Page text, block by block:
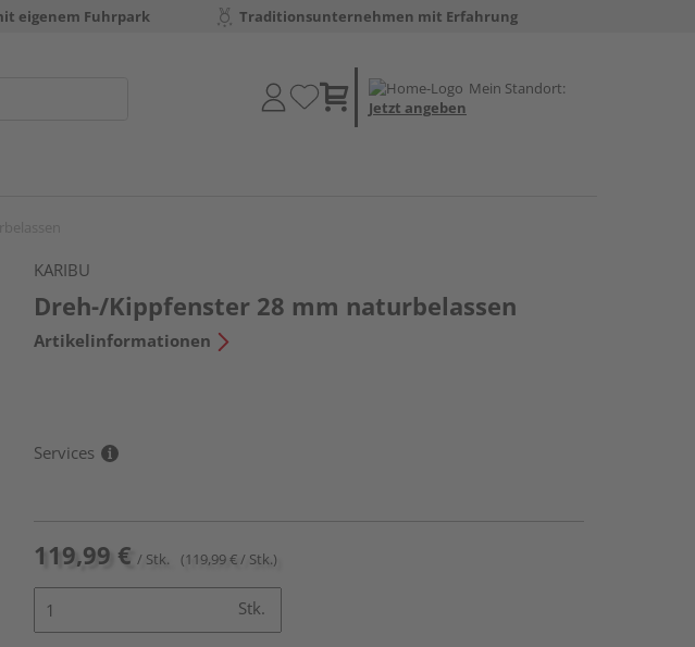
eigenem Fuhrpark Traditionsunternehmen mit Erfahrung
Mein Standort:
Jetzt angeben
KARIBU
Dreh-/Kippfenster 28 mm naturbelassen
Artikelinformationen
Services
119,99 € / Stk. (119,99 € / Stk.)
Stk.